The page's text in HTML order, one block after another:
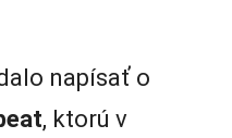
napísať o
, ktorú v